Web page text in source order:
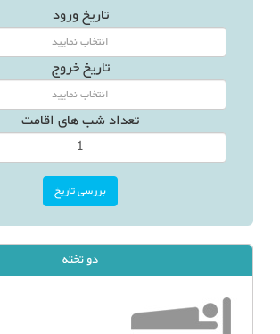
تاریخ ورود
تاریخ خروج
تعداد شب های اقامت
دو تخته